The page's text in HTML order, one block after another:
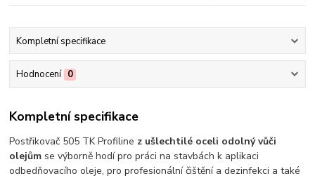
Kompletní specifikace
Hodnocení 0
Kompletní specifikace
Postřikovač 505 TK Profiline z ušlechtilé oceli odolný vůči
olejům se výborně hodí pro práci na stavbách k aplikaci
odbedňovacího oleje, pro profesionální čištění a dezinfekci a také